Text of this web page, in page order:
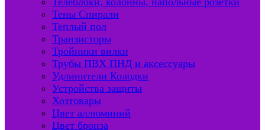
Тены Спирали
Теплый пол
Транзисторы
Тройники вилки
Трубы ПВХ ПНД и аксессуары
Удлинители Колодки
Устройства защиты
Хозтовары
Цвет аллюминий
Цвет бронза